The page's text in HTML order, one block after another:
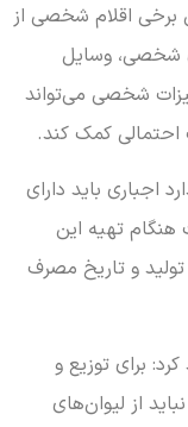
برخی اقلام شخصی از
شخصی، وسایل
شخصی می‌تواند
کمک کند.
اجباری باید دارای
هنگام تهیه این
تولید و تاریخ مصرف
برای توزیع و
از لیوان‌های